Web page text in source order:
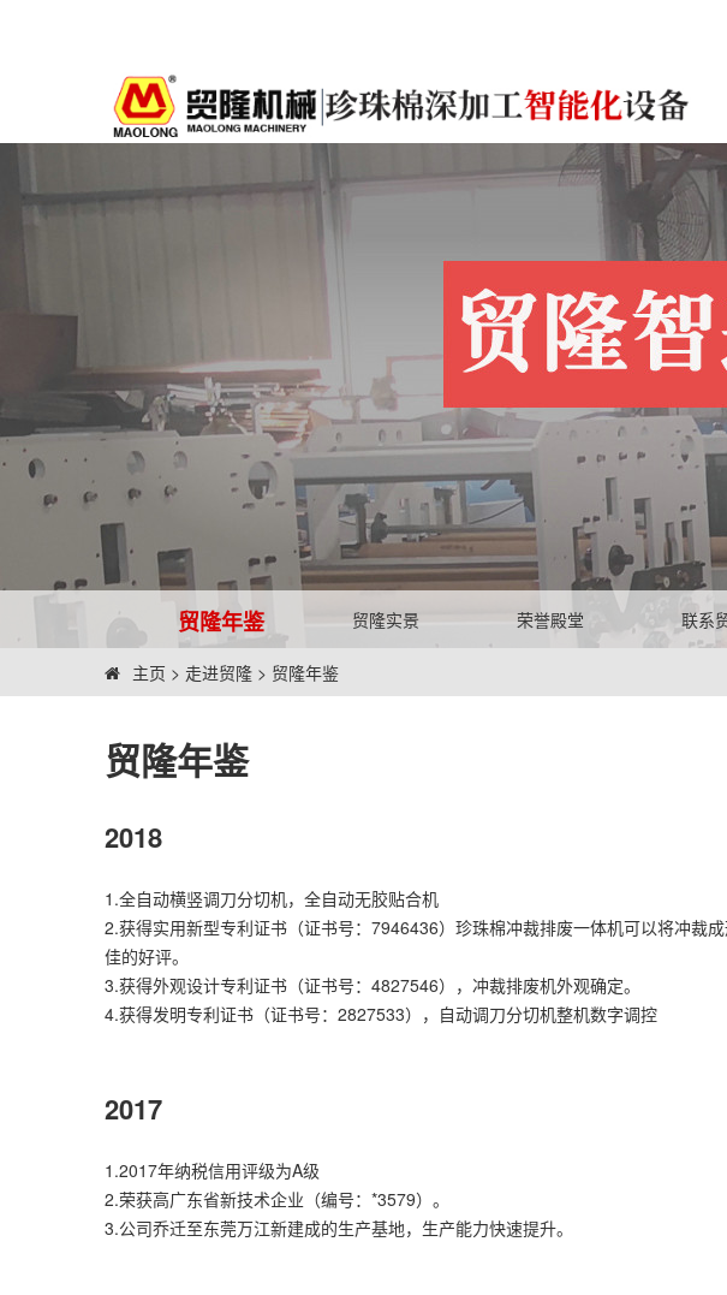
贸隆年鉴 贸隆实景 荣誉殿堂 联系
主页 > 走进贸隆 > 贸隆年鉴
贸隆年鉴
2018
1.全自动横竖调刀分切机，全自动无胶贴合机
2.获得实用新型专利证书（证书号：7946436）珍珠棉冲裁排废一体机可以将冲裁
佳的好评。
3.获得外观设计专利证书（证书号：4827546），冲裁排废机外观确定。
4.获得发明专利证书（证书号：2827533），自动调刀分切机整机数字调控
2017
1.2017年纳税信用评级为A级
2.荣获高广东省新技术企业（编号：*3579）。
3.公司乔迁至东莞万江新建成的生产基地，生产能力快速提升。